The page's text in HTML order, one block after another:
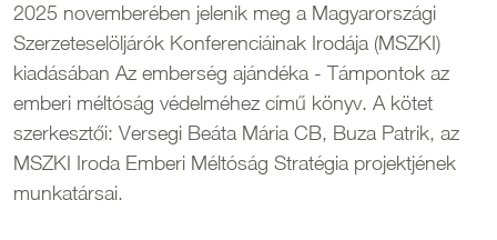
2025 novemberében jelenik meg a Magyarországi
Szerzeteselöljárók Konferenciáinak Irodája (MSZKI)
kiadásában Az emberség ajándéka - Támpontok az
emberi méltóság védelméhez című könyv. A kötet
szerkesztői: Versegi Beáta Mária CB, Buza Patrik, az
MSZKI Iroda Emberi Méltóság Stratégia projektjének
munkatársai.